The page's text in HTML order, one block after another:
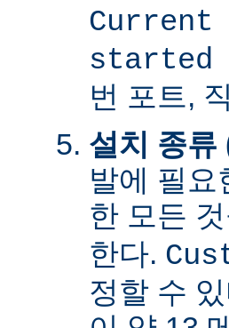
Current
started
번 포트,
설치 종
발에 필요
한 모든
한다.
정할 수